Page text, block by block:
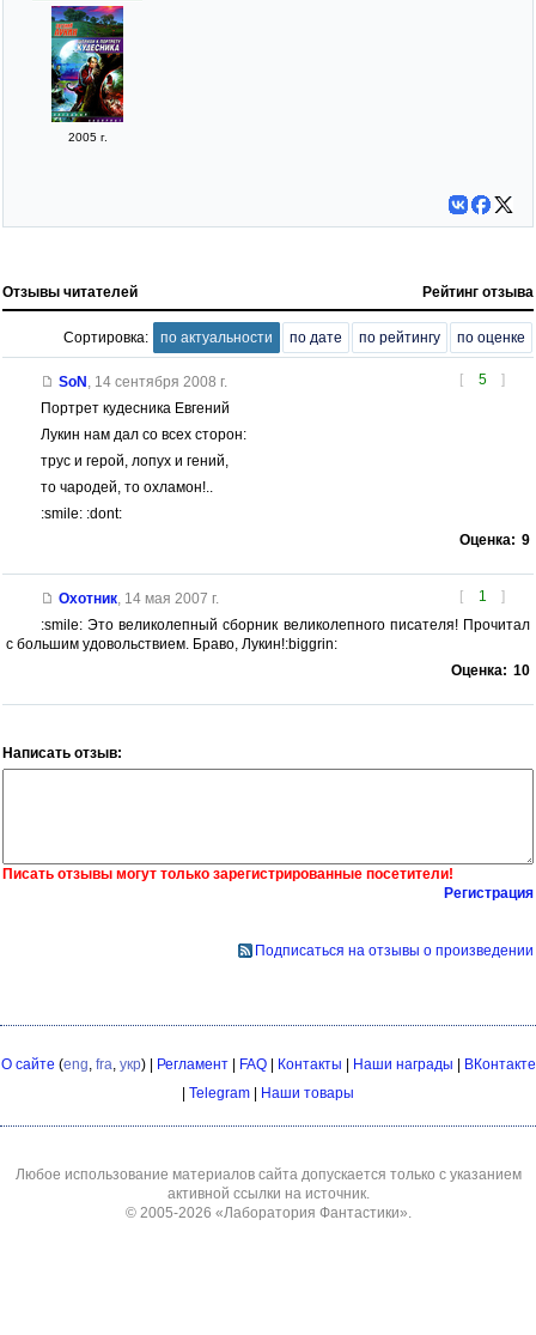
2005 г.
Отзывы читателей Рейтинг отзыва
Сортировка: по актуальности по дате по рейтингу по оценке
[ 5 ]
SoN 14 сентября 2008 г.
Портрет кудесника Евгений
Лукин нам дал со всех сторон:
трус и герой, лопух и гений,
то чародей, то охламон!..
:smile: :dont:
Оценка: 9
[ 1 ]
Охотник, 14 мая 2007 г.
:smile: Это великолепный сборник великолепного писателя! Прочитал
с большим удовольствием. Браво, Лукин!:biggrin:
Оценка: 10
Написать отзыв:
Писать отзывы могут только зарегистрированные посетители!
Регистрация
Подписаться на отзывы о произведении
О сайте (eng fra укр) | Регламент| FAQ| Контакты | Наши награды | ВКонтакте
| Telegram | Наши товары
Любое использование материалов сайта допускается только с указанием
активной ссылки на источник.
© 2005-2026 «Лаборатория Фантастики»